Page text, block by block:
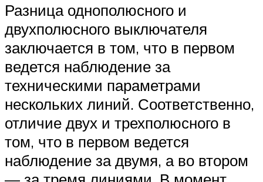
Разница однополюсного и
двухполюсного выключателя
заключается в том, что в первом
ведется наблюдение за
техническими параметрами
нескольких линий. Соответственно,
отличие двух и трехполюсного в
том, что в первом ведется
наблюдение за двумя, а во втором